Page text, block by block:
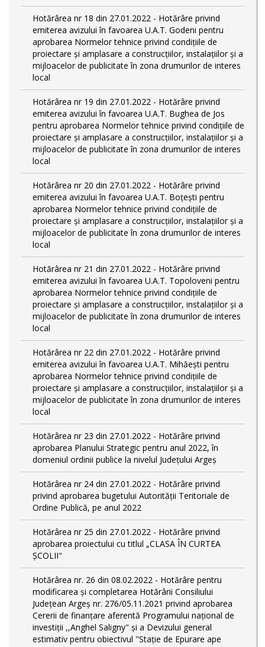
Hotărârea nr 18 din 27.01.2022 - Hotărâre privind
emiterea avizului în favoarea U.A.T. Godeni pentru
aprobarea Normelor tehnice privind condiţiile de
proiectare şi amplasare a construcţiilor, instalaţiilor şi a
mijloacelor de publicitate în zona drumurilor de interes
local
Hotărârea nr 19 din 27.01.2022 - Hotărâre privind
emiterea avizului în favoarea U.A.T. Bughea de Jos
pentru aprobarea Normelor tehnice privind condiţiile de
proiectare şi amplasare a construcţiilor, instalaţiilor şi a
mijloacelor de publicitate în zona drumurilor de interes
local
Hotărârea nr 20 din 27.01.2022 - Hotărâre privind
emiterea avizului în favoarea U.A.T. Boțești pentru
aprobarea Normelor tehnice privind condiţiile de
proiectare şi amplasare a construcţiilor, instalaţiilor şi a
mijloacelor de publicitate în zona drumurilor de interes
local
Hotărârea nr 21 din 27.01.2022 - Hotărâre privind
emiterea avizului în favoarea U.A.T. Topoloveni pentru
aprobarea Normelor tehnice privind condiţiile de
proiectare şi amplasare a construcţiilor, instalaţiilor şi a
mijloacelor de publicitate în zona drumurilor de interes
local
Hotărârea nr 22 din 27.01.2022 - Hotărâre privind
emiterea avizului în favoarea U.A.T. Mihăești pentru
aprobarea Normelor tehnice privind condiţiile de
proiectare şi amplasare a construcţiilor, instalaţiilor şi a
mijloacelor de publicitate în zona drumurilor de interes
local
Hotărârea nr 23 din 27.01.2022 - Hotărâre privind
aprobarea Planului Strategic pentru anul 2022, în
domeniul ordinii publice la nivelul Județului Argeș
Hotărârea nr 24 din 27.01.2022 - Hotărâre privind
privind aprobarea bugetului Autorității Teritoriale de
Ordine Publică, pe anul 2022
Hotărârea nr 25 din 27.01.2022 - Hotărâre privind
aprobarea proiectului cu titlul „CLASA ÎN CURTEA
ȘCOLII"
Hotărârea nr. 26 din 08.02.2022 - Hotărâre pentru
modificarea și completarea Hotărârii Consiliului
Județean Argeș nr. 276/05.11.2021 privind aprobarea
Cererii de finanțare aferentă Programului național de
investiții ,,Anghel Saligny" și a Devizului general
estimativ pentru obiectivul "Stație de Epurare ape